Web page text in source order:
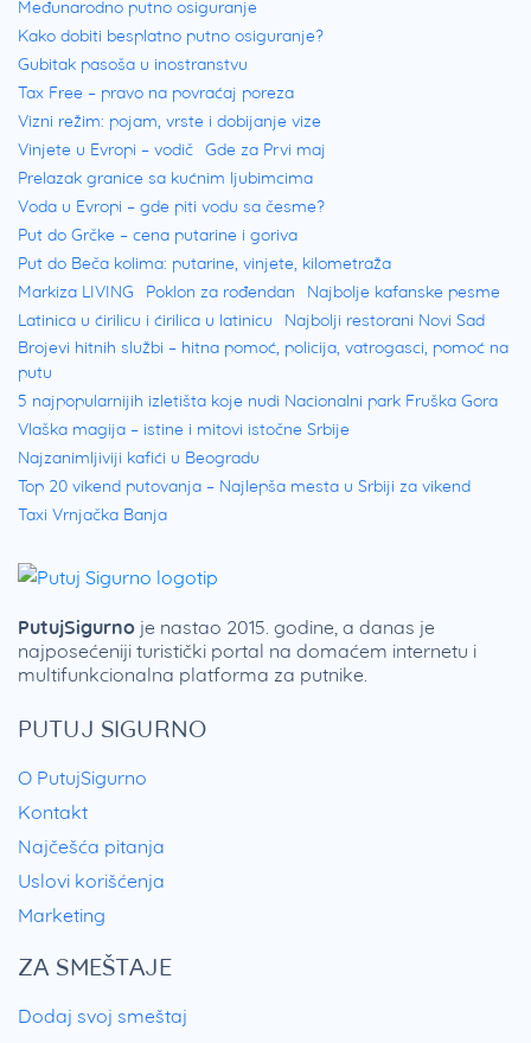
Međunarodno putno osiguranje
Kako dobiti besplatno putno osiguranje?
Gubitak pasoša u inostranstvu
Tax Free – pravo na povraćaj poreza
Vizni režim: pojam, vrste i dobijanje vize
Vinjete u Evropi – vodič Gde za Prvi maj
Prelazak granice sa kućnim ljubimcima
Voda u Evropi – gde piti vodu sa česme?
Put do Grčke – cena putarine i goriva
Put do Beča kolima: putarine, vinjete, kilometraža
Markiza LIVING
Poklon za rođendan
Najbolje kafanske pesme
Latinica u ćirilicu i ćirilica u latinicu
Najbolji restorani Novi Sad
Brojevi hitnih službi – hitna pomoć, policija, vatrogasci, pomoć na
putu
5 najpopularnijih izletišta koje nudi Nacionalni park Fruška Gora
Vlaška magija – istine i mitovi istočne Srbije
Najzanimljiviji kafići u Beogradu
Top 20 vikend putovanja – Najlepša mesta u Srbiji za vikend
Taxi Vrnjačka Banja
PUTUJ SIGURNO
O PutujSigurno
Kontakt
Najčešća pitanja
Uslovi korišćenja
Marketing
ZA SMEŠTAJE
Dodaj svoj smeštaj
PutujSigurno je nastao 2015. godine, a danas je
najposećeniji turistički portal na domaćem internetu i
multifunkcionalna platforma za putnike.